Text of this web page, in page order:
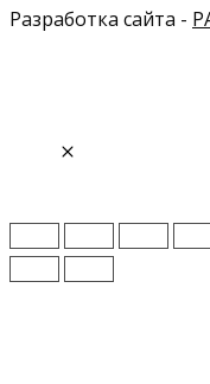
Разработка сайта -